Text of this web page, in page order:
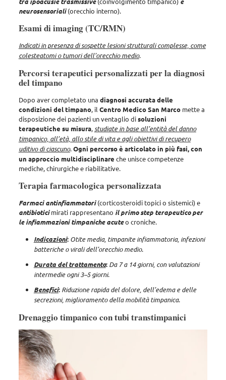
neurosensoriali(orecchio interno).
Esami di imaging (TC/RMN)
Indicati in presenza di sospette lesioni strutturali complesse, come
colesteatomi o tumori dell’orecchio medio.
Percorsi terapeutici personalizzati per la diagnosi
del timpano
Dopo aver completato una diagnosi accurata delle
condizioni del timpano, ilCentro Medico San Marcomette a
disposizione dei pazienti un ventaglio disoluzioni
terapeutiche su misura,studiate in base all’entità del danno
timpanico, all’età, allo stile di vita e agli obiettivi di recupero
uditivo di ciascuno.Ogni percorso è articolato in più fasi, con
un approccio multidisciplinare che unisce competenze
mediche, chirurgiche e riabilitative.
Terapia farmacologica personalizzata
Farmaci antinfiammatori(corticosteroidi topici o sistemici) e
antibioticimirati rappresentano il primo step terapeutico per
le infiammazioni timpaniche acuteo croniche.
Indicazioni: Otite media, timpanite infiammatoria, infezioni
batteriche o virali dell’orecchio medio.
Durata del trattamento: Da 7 a 14 giorni, con valutazioni
intermedie ogni 3–5 giorni.
Benefici: Riduzione rapida del dolore, dell’edema e delle
secrezioni, miglioramento della mobilità timpanica.
Drenaggio timpanico con tubi transtimpanici